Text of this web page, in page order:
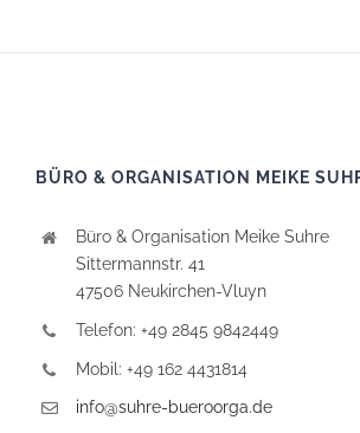
BÜRO & ORGANISATION MEIKE
Büro & Organisation Meike Suhre
Sittermannstr. 41
47506 Neukirchen-Vluyn
Telefon: +49 2845 9842449
Mobil: +49 162 4431814
info@suhre-bueroorga.de